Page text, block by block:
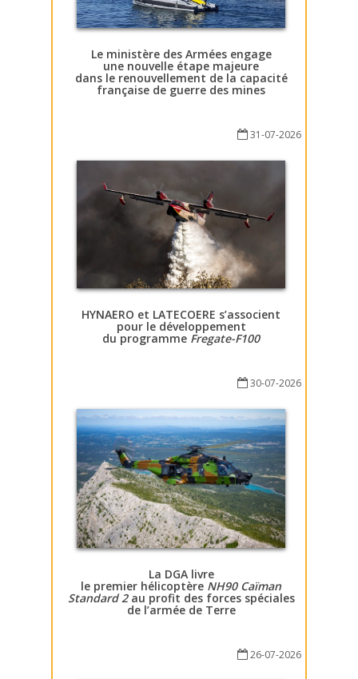
Le ministère des Armées engage
une nouvelle étape majeure
dans le renouvellement de la capacité
française de guerre des mines
31-07-2026
HYNAERO et LATECOERE s’associent
pour le développement
du programme Fregate-F100
30-07-2026
La DGA livre
le premier hélicoptère NH90 Caïman
Standard 2au profit des forces spéciales
de l’armée de Terre
26-07-2026